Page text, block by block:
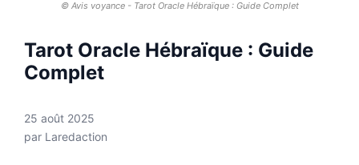
© Avis voyance - Tarot Oracle Hébraïque : Guide Complet
Tarot Oracle Hébraïque : Guide
Complet
25 août 2025
par Laredaction